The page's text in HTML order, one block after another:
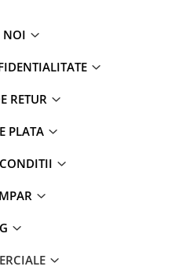
NOI
RETUR
PLATA